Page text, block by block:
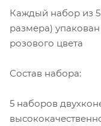
Каждый набор из
размера)
розового цвета
Состав набора:
5 наборов